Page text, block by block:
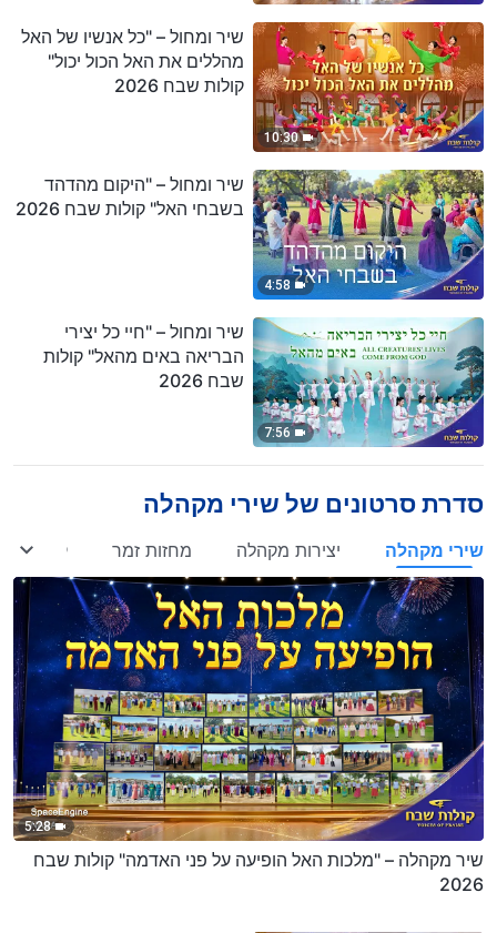
10:30
שיר ומחול – "כל אנשיו של האל
מהללים את האל הכול יכול"
קולות שבח 2026
4:58
שיר ומחול – "היקום מהדהד
בשבחי האל" קולות שבח 2026
7:56
שיר ומחול – "חיי כל יצירי
הבריאה באים מהאל" קולות
שבח 2026
סדרת סרטונים של שירי מקהלה
שירי מקהלה יצירות מקהלה מחזות זמר קטעים
5:28
שיר מקהלה – "מלכות האל הופיעה על פני האדמה" קולות שבח
2026